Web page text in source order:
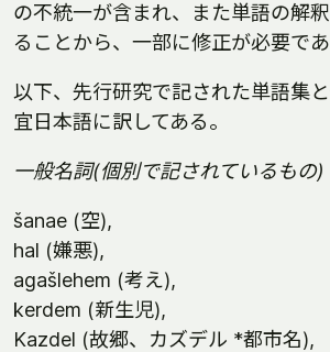
の不統一が含まれ、また単語の解
ることから、一部に修正が必要であ
以下、先行研究で記された単語集
宜日本語に訳してある。
一般名詞(個別で記されているもの)
šanae (空),
hal (嫌悪),
agašlehem (考え),
kerdem (新生児),
Kazdel (故郷、カズデル *都市名),